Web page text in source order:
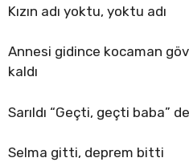
Kızın adı yoktu, yoktu adı
Annesi gidince kocaman
kaldı
Sarıldı “Geçti, geçti baba”
Selma gitti, deprem bitti